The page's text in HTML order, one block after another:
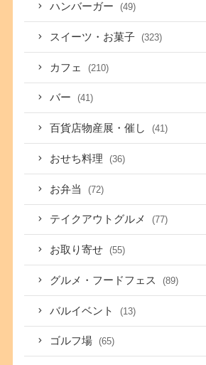
ハンバーガー (49)
スイーツ・お菓子 (323)
カフェ (210)
バー (41)
百貨店物産展・催し (41)
おせち料理 (36)
お弁当 (72)
テイクアウトグルメ (77)
お取り寄せ (55)
グルメ・フードフェス (89)
バルイベント (13)
ゴルフ場 (65)